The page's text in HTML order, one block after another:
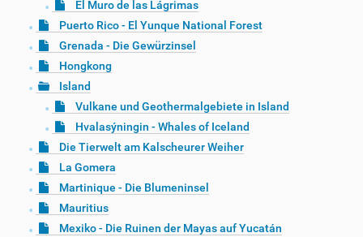
El Muro de las Lágrimas
Puerto Rico - El Yunque National Forest
Grenada - Die Gewürzinsel
Hongkong
Island
Vulkane und Geothermalgebiete in Island
Hvalasýningin - Whales of Iceland
Die Tierwelt am Kalscheurer Weiher
La Gomera
Martinique - Die Blumeninsel
Mauritius
Mexiko - Die Ruinen der Mayas auf Yucatán